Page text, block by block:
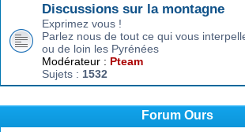
Discussions sur la montagne
Exprimez vous !
Parlez nous de tout ce qui vous
ou de loin les Pyrénées
Modérateur : Pteam
Sujets : 1532
Forum Ours